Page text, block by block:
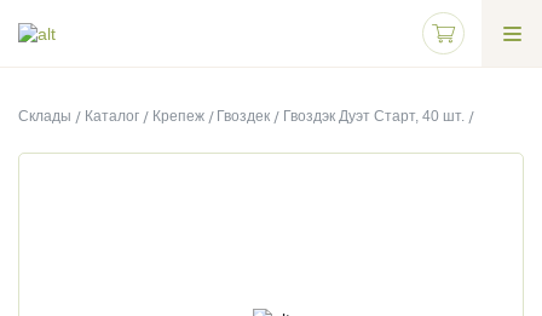
Склады Каталог Крепеж Гвоздек Гвоздэк Дуэт Старт, 40 шт.